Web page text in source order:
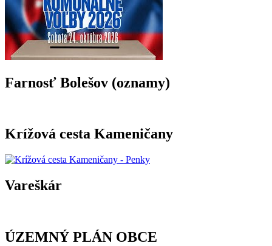
Farnosť Bolešov (oznamy)
Krížová cesta Kameničany
Vareškár
ÚZEMNÝ PLÁN OBCE